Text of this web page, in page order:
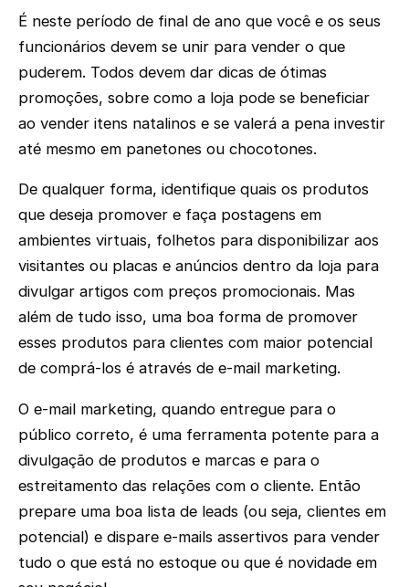
É neste período de final de ano que você e os seus
funcionários devem se unir para vender o que
puderem. Todos devem dar dicas de ótimas
promoções, sobre como a loja pode se beneficiar
ao vender itens natalinos e se valerá a pena investir
até mesmo em panetones ou chocotones.
De qualquer forma, identifique quais os produtos
que deseja promover e faça postagens em
ambientes virtuais, folhetos para disponibilizar aos
visitantes ou placas e anúncios dentro da loja para
divulgar artigos com preços promocionais. Mas
além de tudo isso, uma boa forma de promover
esses produtos para clientes com maior potencial
de comprá-los é através de e-mail marketing.
O e-mail marketing, quando entregue para o
público correto, é uma ferramenta potente para a
divulgação de produtos e marcas e para o
estreitamento das relações com o cliente. Então
prepare uma boa lista de leads (ou seja, clientes em
potencial) e dispare e-mails assertivos para vender
tudo o que está no estoque ou que é novidade em